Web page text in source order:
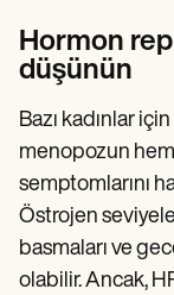
Hormon
düşünün
Bazı kadınlar
menopozun
semptomlarını
Östrojen
basmaları ve
olabilir. Ancak,